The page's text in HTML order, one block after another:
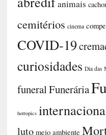
animais
cemitérios cinema
COVID-19
curiosidades Dia das
funeralFunerária
hottopics
luto meio ambiente